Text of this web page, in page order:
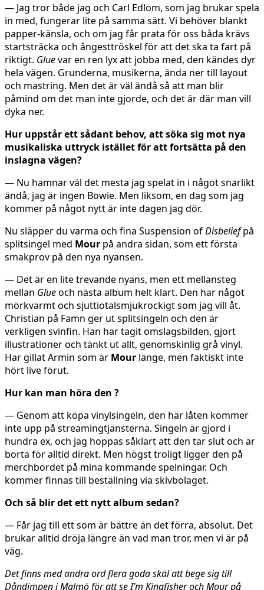
— Jag tror både jag och Carl Edlom, som jag brukar spela
in med, fungerar lite på samma sätt. Vi behöver blankt
papper-känsla, och om jag får prata för oss båda krävs
startsträcka och ångesttröskel för att det ska ta fart på
riktigt. Gluevar en ren lyx att jobba med, den kändes dyr
hela vägen. Grunderna, musikerna, ända ner till layout
och mastring. Men det är väl ändå så att man blir
påmind om det man inte gjorde, och det är där man vill
dyka ner.
Hur uppstår ett sådant behov, att söka sig mot nya
musikaliska uttryck istället för att fortsätta på den
inslagna vägen?
— Nu hamnar väl det mesta jag spelat in i något snarlikt
ändå, jag är ingen Bowie. Men liksom, en dag som jag
kommer på något nytt är inte dagen jag dör.
Nu släpper du varma och fina Suspension ofDisbeliefpå
splitsingel med Mour på andra sidan, som ett första
smakprov på den nya nyansen.
— Det är en lite trevande nyans, men ett mellansteg
mellan Glueoch nästa album helt klart. Den har något
mörkvarmt och sjuttiotalsmjukrockigt som jag vill åt.
Christian på Famn ger ut splitsingeln och den är
verkligen svinfin. Han har tagit omslagsbilden, gjort
illustrationer och tänkt ut allt, genomskinlig grå vinyl.
Har gillat Armin som är Mour länge, men faktiskt inte
hört live förut.
Hur kan man höra den ?
— Genom att köpa vinylsingeln, den här låten kommer
inte upp på streamingtjänsterna. Singeln är gjord i
hundra ex, och jag hoppas såklart att den tar slut och är
borta för alltid direkt. Men högst troligt ligger den på
merchbordet på mina kommande spelningar. Och
kommer finnas till beställning via skivbolaget.
Och så blir det ett nytt album sedan?
— Får jag till ett som är bättre än det förra, absolut. Det
brukar alltid dröja längre än vad man tror, men vi är på
väg.
Det finns med andra ord flera goda skäl att bege sig till
Dåndimpen i Malmö för att se I’m Kingfisher och Mour på